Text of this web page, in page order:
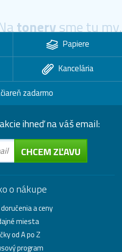
tonerysme tu my.
Papiere
Kancelária
zadarmo
ihneď na váš email:
CHCEM ZĽAVU
o nákupe
a ceny
miesta
od A po Z
program